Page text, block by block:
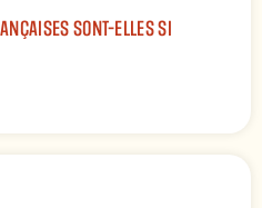
SONT-ELLES SI